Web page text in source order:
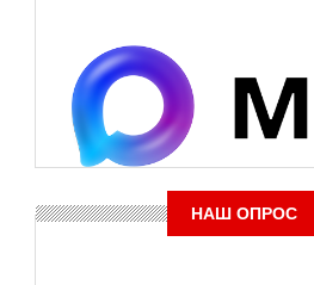
НАШ ОПРОС